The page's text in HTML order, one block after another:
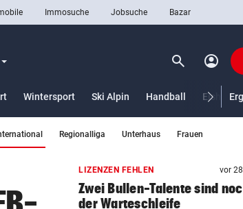
Immosuche Jobsuche Bazar
Menü aufklappen search Suchen
account_circle
Wintersport Ski Alpin Handball
Regionalliga Unterhaus Frauen
LIZENZEN FEHLEN vor
Zwei Bullen-Talente sind
der Warteschleife